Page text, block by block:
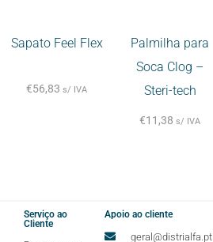
Sapato Feel Flex
€56,83 s/ IVA
Palmilha para
Soca Clog –
Steri-tech
€11,38 s/ IVA
Serviço ao
Cliente
Apoio ao cliente
geral@distrialfa.pt